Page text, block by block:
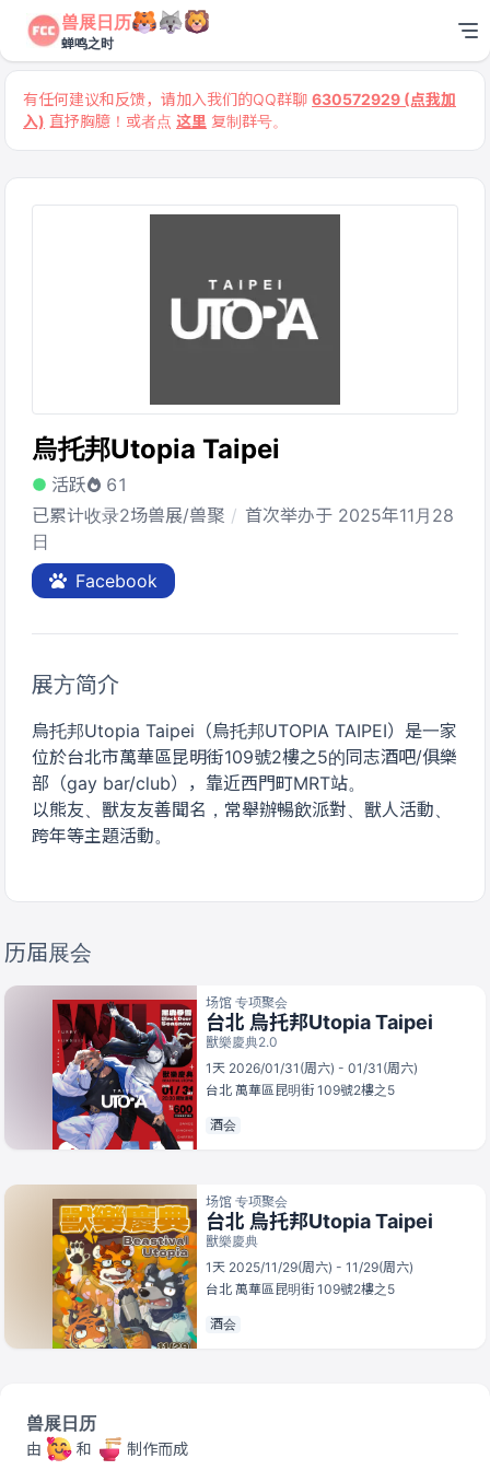
兽展日历
蝉鸣之时
有任何建议和反馈，请加入我们的QQ群聊 630572929 (点我加
入) 直抒胸臆！或者点 这里 复制群号。
烏托邦Utopia Taipei
活跃
61
已累计收录2场兽展/兽聚
首次举办于 2025年11月28
日
Facebook
展方简介
烏托邦Utopia Taipei（烏托邦UTOPIA TAIPEI）是一家
位於台北市萬華區昆明街109號2樓之5的同志酒吧/俱樂
部（gay bar/club），靠近西門町MRT站。
以熊友、獸友友善聞名，常舉辦暢飲派對、獸人活動、
跨年等主題活動。
历届展会
场馆 专项聚会
台北 烏托邦Utopia Taipei
獸樂慶典2.0
1天 2026/01/31(周六) - 01/31(周六)
台北 萬華區昆明街 109號2樓之5
酒会
场馆 专项聚会
台北 烏托邦Utopia Taipei
獸樂慶典
1天 2025/11/29(周六) - 11/29(周六)
台北 萬華區昆明街 109號2樓之5
酒会
兽展日历
由 和 制作而成